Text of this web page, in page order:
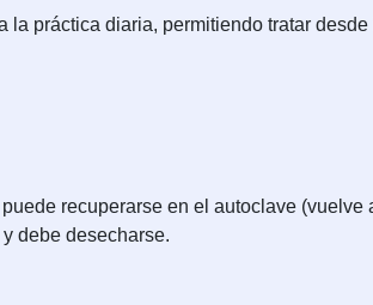
la práctica diaria, permitiendo tratar
recuperarse en el autoclave
debe desecharse.